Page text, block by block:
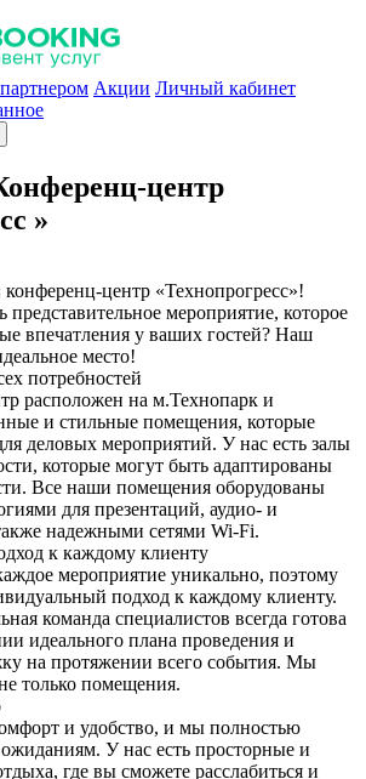
Акции Личный кабинет
центр
»
центр «Технопрогресс»!
представительное мероприятие, которое
впечатления у ваших гостей? Наш
место!
потребностей
расположен на м.Технопарк и
и стильные помещения, которые
деловых мероприятий. У нас есть залы
которые могут быть адаптированы
Все наши помещения оборудованы
для презентаций, аудио- и
надежными сетями Wi-Fi.
к каждому клиенту
мероприятие уникально, поэтому
подход к каждому клиенту.
команда специалистов всегда готова
идеального плана проведения и
на протяжении всего события. Мы
только помещения.
и удобство, и мы полностью
ожиданиям. У нас есть просторные и
где вы сможете расслабиться и